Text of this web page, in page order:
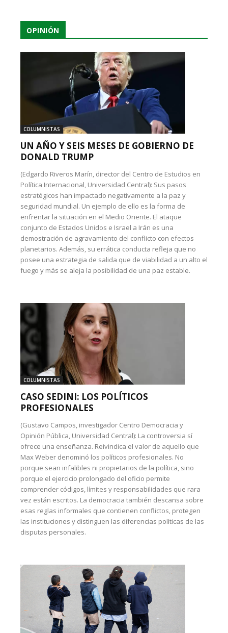
OPINIÓN
COLUMNISTAS
UN AÑO Y SEIS MESES DE GOBIERNO DE
DONALD TRUMP
(Edgardo Riveros Marín, director del Centro de Estudios en
Política Internacional, Universidad Central): Sus pasos
estratégicos han impactado negativamente a la paz y
seguridad mundial. Un ejemplo de ello es la forma de
enfrentar la situación en el Medio Oriente. El ataque
conjunto de Estados Unidos e Israel a Irán es una
demostración de agravamiento del conflicto con efectos
planetarios. Además, su errática conducta refleja que no
posee una estrategia de salida que de viabilidad a un alto el
fuego y más se aleja la posibilidad de una paz estable.
COLUMNISTAS
CASO SEDINI: LOS POLÍTICOS
PROFESIONALES
(Gustavo Campos, investigador Centro Democracia y
Opinión Pública, Universidad Central): La controversia sí
ofrece una enseñanza. Reivindica el valor de aquello que
Max Weber denominó los políticos profesionales. No
porque sean infalibles ni propietarios de la política, sino
porque el ejercicio prolongado del oficio permite
comprender códigos, límites y responsabilidades que rara
vez están escritos. La democracia también descansa sobre
esas reglas informales que contienen conflictos, protegen
las instituciones y distinguen las diferencias políticas de las
disputas personales.